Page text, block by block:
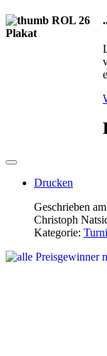
Drucken
Geschrieben
Christoph
Kategorie: